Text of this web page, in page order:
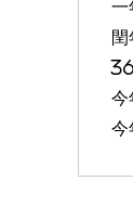
一
今
今